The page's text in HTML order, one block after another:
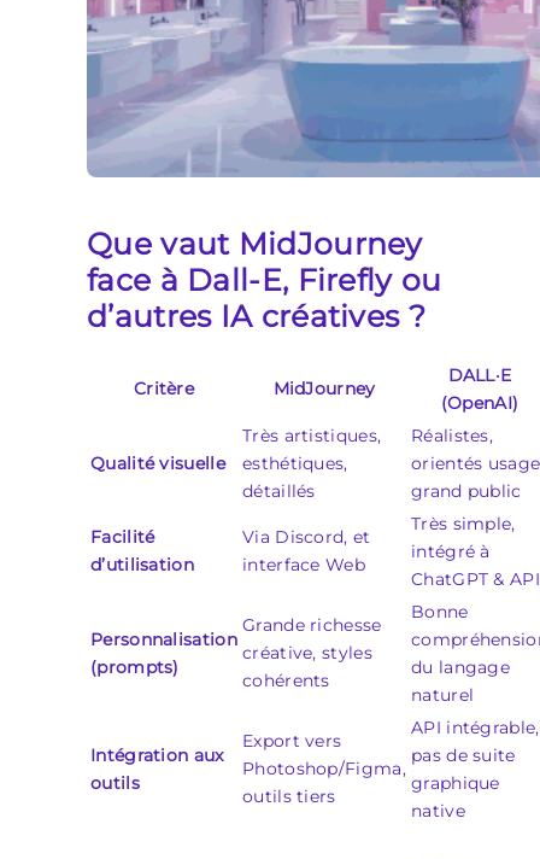
Que vaut MidJourney
face à Dall-E, Firefly ou
d’autres IA créatives ?
Critère MidJourney
DALL·E
(OpenAI)
Qualité visuelle
Très artistiques,
esthétiques,
détaillés
Réalistes,
orientés usage
grand public
Facilité
d’utilisation
Via Discord, et
interface Web
Très simple,
intégré à
ChatGPT & API
Personnalisation
(prompts)
Grande richesse
créative, styles
cohérents
Bonne
du langage
naturel
Intégration aux
outils
Export vers
Photoshop/Figma,
outils tiers
API intégrable,
pas de suite
graphique
native